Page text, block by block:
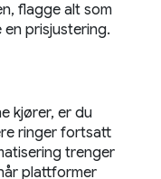
flagge alt som
prisjustering.
kjører, er du
ringer fortsatt
trenger
plattformer